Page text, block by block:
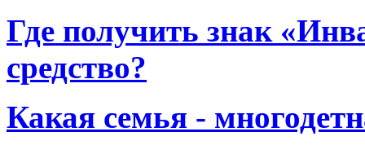
Где получить знак
средство?
Какая семья -